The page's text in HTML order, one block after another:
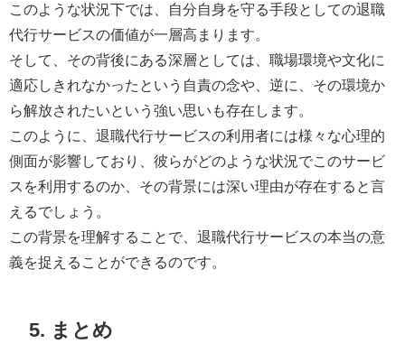
このような状況下では、自分自身を守る手段としての退職
代行サービスの価値が一層高まります。
そして、その背後にある深層としては、職場環境や文化に
適応しきれなかったという自責の念や、逆に、その環境か
ら解放されたいという強い思いも存在します。
このように、退職代行サービスの利用者には様々な心理的
側面が影響しており、彼らがどのような状況でこのサービ
スを利用するのか、その背景には深い理由が存在すると言
えるでしょう。
この背景を理解することで、退職代行サービスの本当の意
義を捉えることができるのです。
5. まとめ